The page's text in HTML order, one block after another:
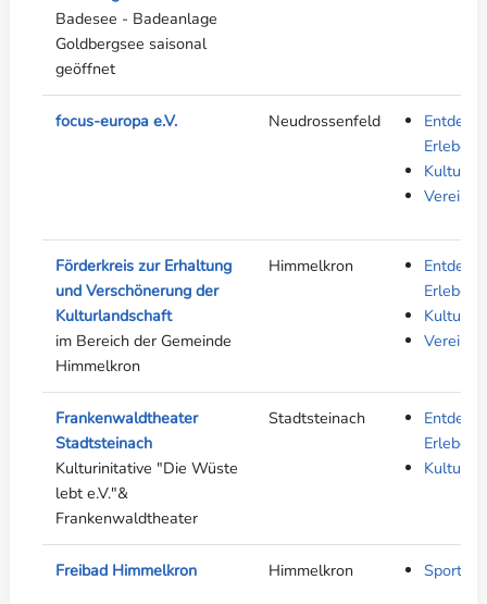
Badesee - Badeanlage
Goldbergsee saisonal
geöffnet
focus-europa e.V. Neudrossenfeld
Erleben
Kultur
Verein
Förderkreis zur Erhaltung
und Verschönerung der
Kulturlandschaft
im Bereich der Gemeinde
Himmelkron
Himmelkron
Erleben
Kultur
Verein
Frankenwaldtheater
Stadtsteinach
Kulturinitative "Die Wüste
lebt e.V."&
Frankenwaldtheater
Stadtsteinach
Erleben
Kultur
Freibad Himmelkron Himmelkron Sport &